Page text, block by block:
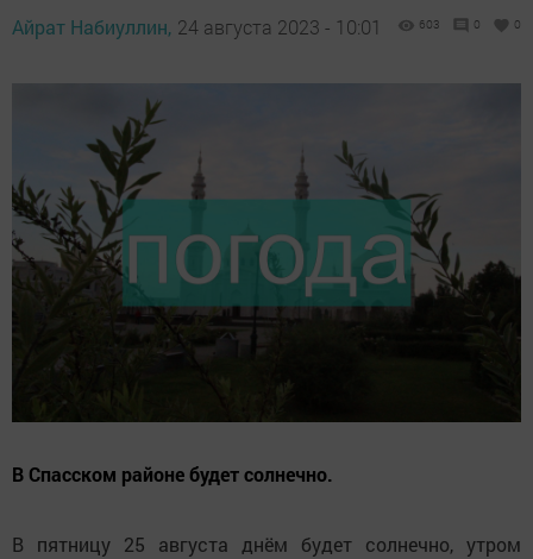
Айрат Набиуллин, 24 августа 2023 - 10:01 603 0 0
В Спасском районе будет солнечно.
В пятницу 25 августа днём будет солнечно, утром